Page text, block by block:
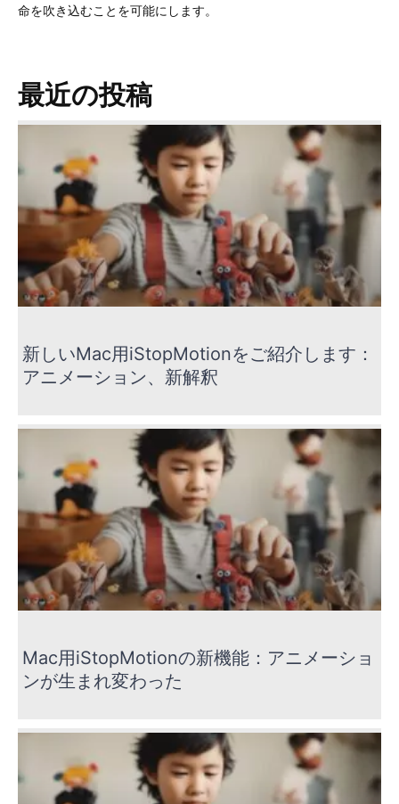
命を吹き込むことを可能にします。
最近の投稿
新しいMac用iStopMotionをご紹介します：
アニメーション、新解釈
Mac用iStopMotionの新機能：アニメーショ
ンが生まれ変わった